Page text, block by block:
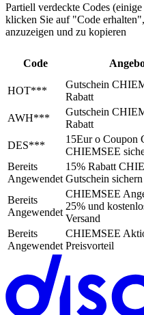
Partiell verdeckte Codes
klicken Sie auf "Code
anzuzeigen und zu kopieren
Code
HOT***
Gutschein
Rabatt
AWH***
Gutschein
Rabatt
DES***
15Eur o Coupon
CHIEMSEE
Bereits
Angewendet
15% Rabatt
Gutschein sichern
Bereits
Angewendet
CHIEMSEE
25% und
Versand
Bereits
Angewendet
CHIEMSEE
Preisvorteil